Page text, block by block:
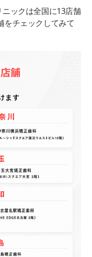
ックは全国に13店舗
をチェックしてみて